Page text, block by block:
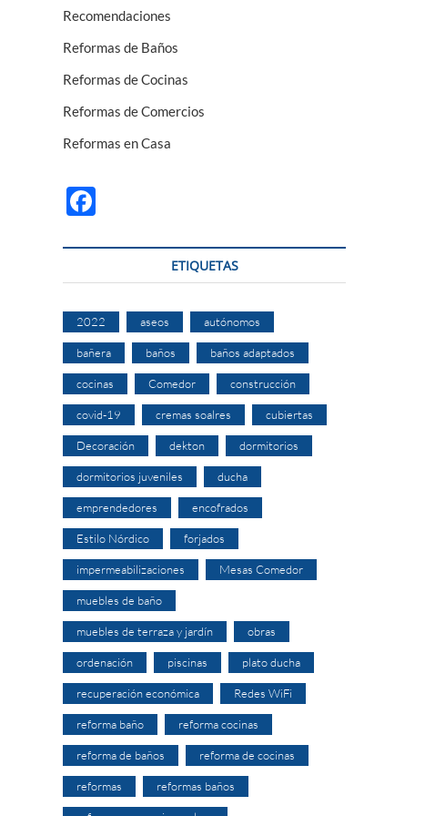
Recomendaciones
Reformas de Baños
Reformas de Cocinas
Reformas de Comercios
Reformas en Casa
e
b
o
o
k
ETIQUETAS
2022 aseos autónomos
bañera baños baños adaptados
cocinas Comedor construcción
covid-19 cremas soalres cubiertas
Decoración dekton dormitorios
dormitorios juveniles ducha
emprendedores encofrados
Estilo Nórdico forjados
impermeabilizaciones Mesas Comedor
muebles de baño
muebles de terraza y jardín obras
ordenación piscinas plato ducha
recuperación económica Redes WiFi
reforma baño reforma cocinas
reforma de baños reforma de cocinas
reformas reformas baños